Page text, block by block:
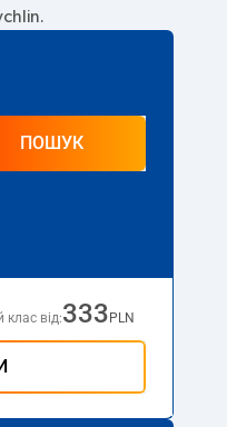
ПОШУК
клас від:333 PLN